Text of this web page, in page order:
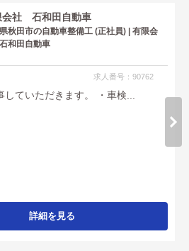
会社 石和田自動車
秋田市の自動車整備工 (正社員) | 有限会
和田自動車
求人番号：90762
ていただきます。 ・車検...
詳細を見る